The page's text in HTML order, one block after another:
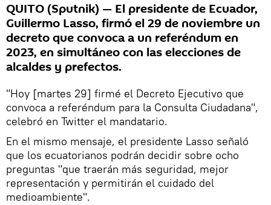
QUITO (Sputnik) — El presidente de Ecuador,
Guillermo Lasso, firmó el 29 de noviembre un
decreto que convoca a un referéndum en
2023, en simultáneo con las elecciones de
alcaldes y prefectos.
"Hoy [martes 29] firmé el Decreto Ejecutivo que
convoca a referéndum para la Consulta Ciudadana",
celebró en Twitter el mandatario.
En el mismo mensaje, el presidente Lasso señaló
que los ecuatorianos podrán decidir sobre ocho
preguntas "que traerán más seguridad, mejor
representación y permitirán el cuidado del
medioambiente".